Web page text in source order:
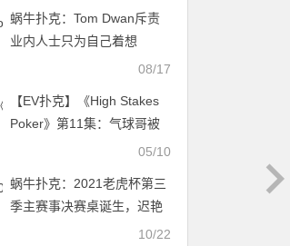
蜗牛扑克：Tom Dwan斥责
业内人士只为自己着想
08/17
【EV扑克】《High Stakes
Poker》第11集：气球哥被
“钓鱼”，对手要多少价值就
05/10
蜗牛扑克：2021老虎杯第三
季主赛事决赛桌诞生，迟艳
10/22